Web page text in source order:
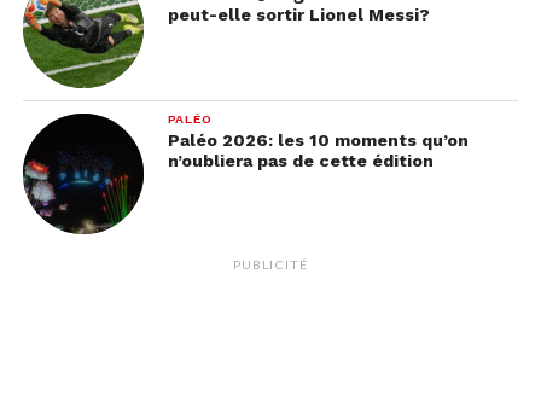
Voir cette publication sur Instagram
peut-elle sortir Lionel Messi?
PALÉO
Paléo 2026: les 10 moments qu’on
n’oubliera pas de cette édition
PUBLICITÉ